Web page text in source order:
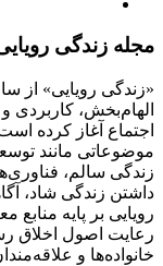
مجله زندگی
الهام‌بخش،
اجتماع آغاز کرده
موضوعاتی مانند
زندگی سالم،
داشتن زندگی شاد،
رویایی بر پایه منابع
رعایت اصول اخلاق
خانواده‌ها و